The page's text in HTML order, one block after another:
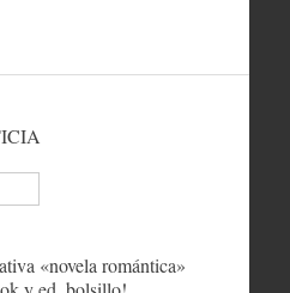
«novela romántica»